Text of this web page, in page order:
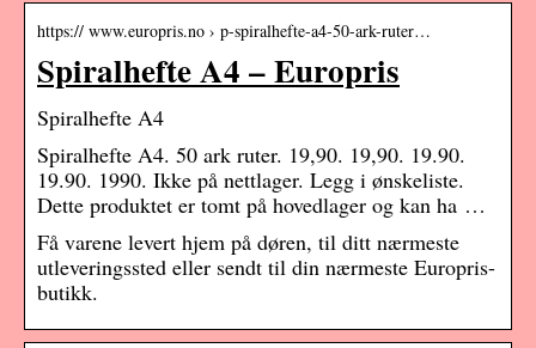
https:// www.europris.no › p-spiralhefte-a4-50-ark-ruter…
Spiralhefte A4 – Europris
Spiralhefte A4
Spiralhefte A4. 50 ark ruter. 19,90. 19,90. 19.90.
19.90. 1990. Ikke på nettlager. Legg i ønskeliste.
Dette produktet er tomt på hovedlager og kan ha …
Få varene levert hjem på døren, til ditt nærmeste
utleveringssted eller sendt til din nærmeste Europris-
butikk.